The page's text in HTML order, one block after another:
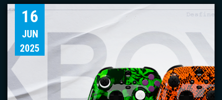
16
JUN
2025